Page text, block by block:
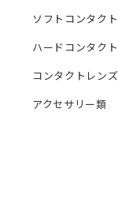
ソフトコンタク
ハードコンタク
コンタクトレン
アクセサリー類